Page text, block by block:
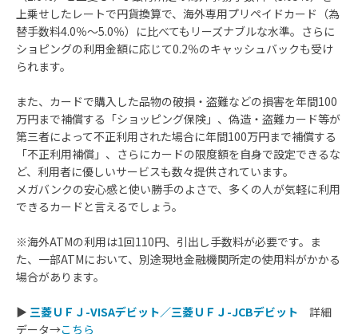
上乗せしたレートで円貨換算で、海外専用プリペイドカード（為
替手数料4.0％～5.0％）に比べてもリーズナブルな水準。さらに
ショピングの利用金額に応じて0.2％のキャッシュバックも受け
られます。
また、カードで購入した品物の破損・盗難などの損害を年間100
万円まで補償する「ショッピング保険」、偽造・盗難カード等が
第三者によって不正利用された場合に年間100万円まで補償する
「不正利用補償」、さらにカードの限度額を自身で設定できるな
ど、利用者に優しいサービスも数々提供されています。
メガバンクの安心感と使い勝手のよさで、多くの人が気軽に利用
できるカードと言えるでしょう。
※海外ATMの利用は1回110円、引出し手数料が必要です。ま
た、一部ATMにおいて、別途現地金融機関所定の使用料がかかる
場合があります。
▶ 三菱ＵＦＪ-VISAデビット／三菱ＵＦＪ-JCBデビット 詳細
データ→こちら